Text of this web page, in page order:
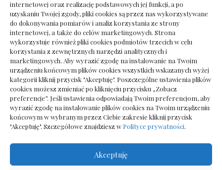
internetowej oraz realizację podstawowych jej funkcji, a po
uzyskaniu Twojej zgody, pliki cookies są przez nas wykorzystywane
do dokonywania pomiarów i analiz korzystania ze strony
internetowej, a także do celów marketingowych. Strona
wykorzystuje również pliki cookies podmiotów trzecich w celu
korzystania z zewnętrznych narzędzi analitycznych i
marketingowych. Aby wyrazić zgodę na instalowanie na Twoim
urządzeniu końcowym plików cookies wszystkich wskazanych wyżej
kategorii kliknij przycisk "Akceptuję". Poszczególne ustawienia plików
cookies możesz zmieniać po kliknięciu przycisku „Zobacz
preferencje”. Jeśli ustawienia odpowiadają Twoim preferencjom, aby
wyrazić zgodę na instalowanie plików cookies na Twoim urządzeniu
końcowym w wybranym przez Ciebie zakresie kliknij przycisk
"Akceptuję". Szczegółowe znajdziesz w Polityce prywatności.
Akceptuję
Deska podłogowa do salonu: jak wybrać bez
pośpiechu